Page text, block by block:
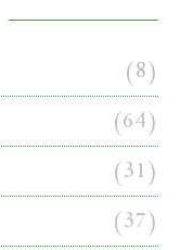
(8)
(64)
(31)
(37)